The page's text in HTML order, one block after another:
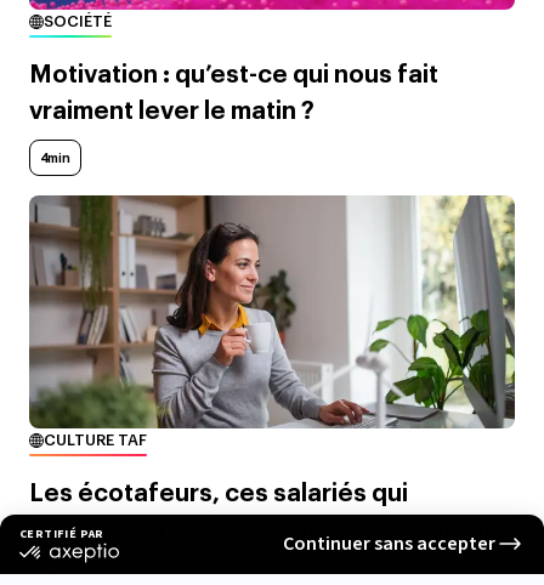
SOCIÉTÉ
Motivation : qu’est-ce qui nous fait
vraiment lever le matin ?
4min
CULTURE TAF
Les écotafeurs, ces salariés qui
compostent leur éco-anxiété au bureau
4min